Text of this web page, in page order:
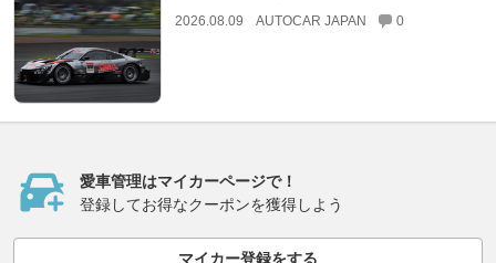
2026.08.09 AUTOCAR JAPAN 0
愛車管理はマイカーページで！
登録してお得なクーポンを獲得しよう
マイカー登録をする